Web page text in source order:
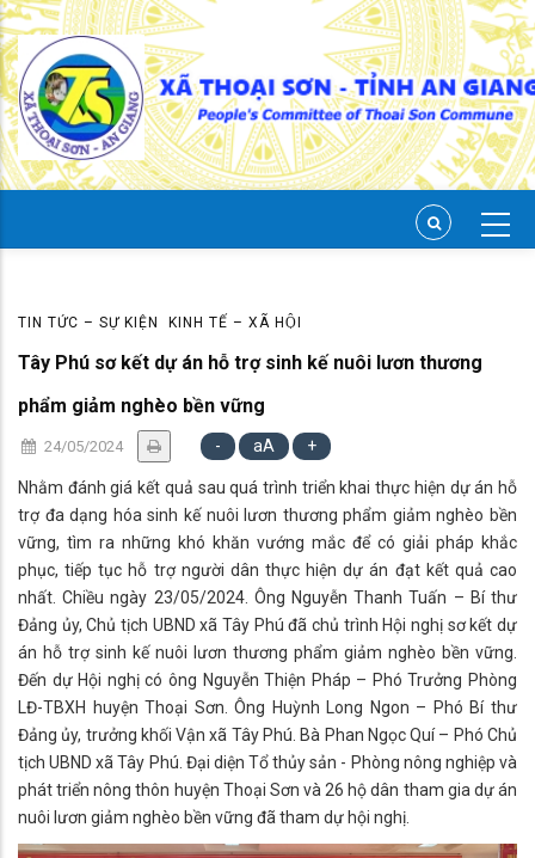
Skip
to
main
content
TIN TỨC – SỰ KIỆN KINH TẾ – XÃ HỘI
Tây Phú sơ kết dự án hỗ trợ sinh kế nuôi lươn thương
phẩm giảm nghèo bền vững
24/05/2024 - aA +
Nhằm đánh giá kết quả sau quá trình triển khai thực hiện dự án hỗ
trợ đa dạng hóa sinh kế nuôi lươn thương phẩm giảm nghèo bền
vững, tìm ra những khó khăn vướng mắc để có giải pháp khắc
phục, tiếp tục hỗ trợ người dân thực hiện dự án đạt kết quả cao
nhất. Chiều ngày 23/05/2024. Ông Nguyễn Thanh Tuấn – Bí thư
Đảng ủy, Chủ tịch UBND xã Tây Phú đã chủ trình Hội nghị sơ kết dự
án hỗ trợ sinh kế nuôi lươn thương phẩm giảm nghèo bền vững.
Đến dự Hội nghị có ông Nguyễn Thiện Pháp – Phó Trưởng Phòng
LĐ-TBXH huyện Thoại Sơn. Ông Huỳnh Long Ngon – Phó Bí thư
Đảng ủy, trưởng khối Vận xã Tây Phú. Bà Phan Ngọc Quí – Phó Chủ
tịch UBND xã Tây Phú. Đại diện Tổ thủy sản - Phòng nông nghiệp và
phát triển nông thôn huyện Thoại Sơn và 26 hộ dân tham gia dự án
nuôi lươn giảm nghèo bền vững đã tham dự hội nghị.